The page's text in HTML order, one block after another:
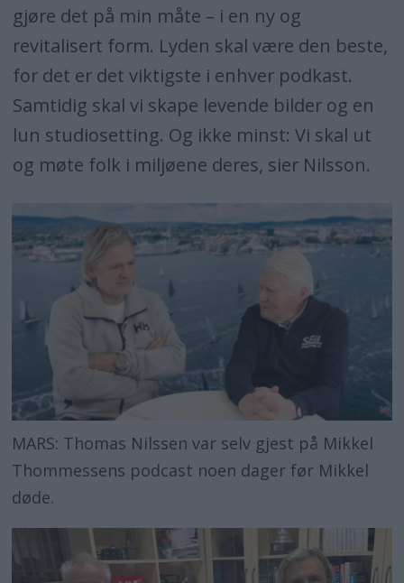
gjøre det på min måte – i en ny og
revitalisert form. Lyden skal være den beste,
for det er det viktigste i enhver podkast.
Samtidig skal vi skape levende bilder og en
lun studiosetting. Og ikke minst: Vi skal ut
og møte folk i miljøene deres, sier Nilsson.
MARS: Thomas Nilssen var selv gjest på Mikkel
Thommessens podcast noen dager før Mikkel
døde.